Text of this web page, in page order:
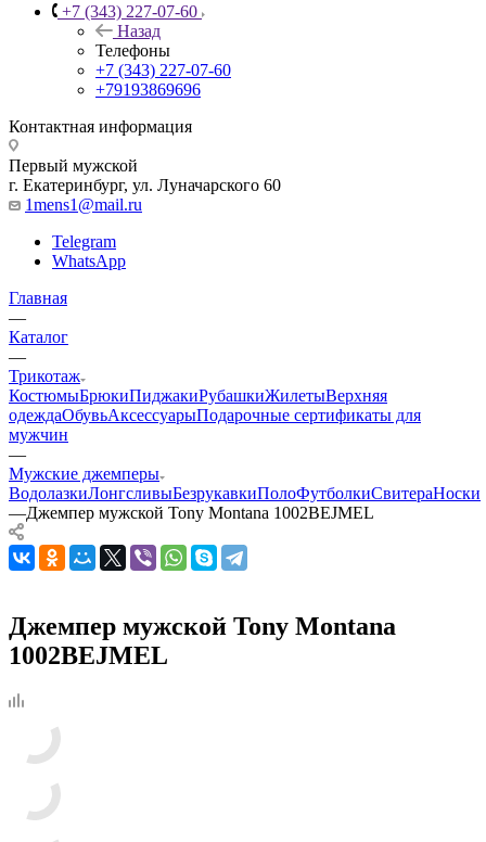
+7 (343) 227-07-60
Назад
Телефоны
+7 (343) 227-07-60
+79193869696
Контактная информация
Первый мужской
г. Екатеринбург, ул. Луначарского 60
1mens1@mail.ru
Telegram
WhatsApp
Главная
—
Каталог
—
Трикотаж
КостюмыБрюкиПиджакиРубашкиЖилетыВерхняя
одеждаОбувьАксессуарыПодарочные сертификаты для
мужчин
—
Мужские джемперы
ВодолазкиЛонгсливыБезрукавкиПолоФутболкиСвитераНоски
—Джемпер мужской Tony Montana 1002BEJMEL
Джемпер мужской Tony Montana
1002BEJMEL